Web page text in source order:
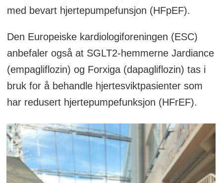
med bevart hjertepumpefunsjon (HFpEF).
Den Europeiske kardiologiforeningen (ESC)
anbefaler også at SGLT2-hemmerne Jardiance
(empagliflozin) og Forxiga (dapagliflozin) tas i
bruk for å behandle hjertesviktpasienter som
har redusert hjertepumpefunksjon (HFrEF).